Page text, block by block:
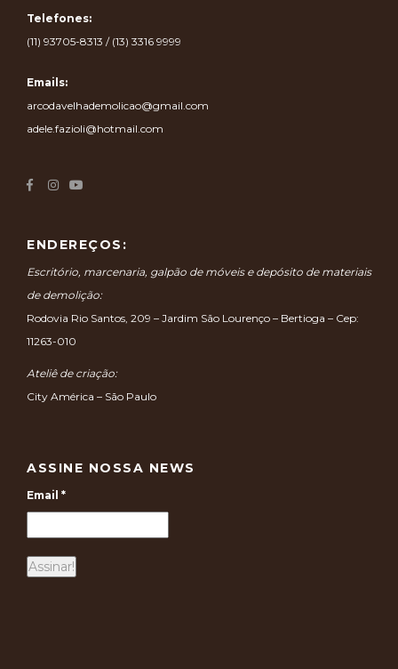
Telefones:
(11) 93705-8313 / (13) 3316 9999
Emails:
arcodavelhademolicao@gmail.com
adele.fazioli@hotmail.com
ENDEREÇOS:
Escritório, marcenaria, galpão de móveis e depósito de materiais
de demolição:
Rodovia Rio Santos, 209 – Jardim São Lourenço – Bertioga – Cep:
11263-010
Ateliê de criação:
City América – São Paulo
ASSINE NOSSA NEWS
Email *